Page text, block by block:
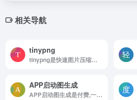
相关导航
tinypng
tinypng是快速图片压缩工具
APP启动图生成
APP启动图生成是付费,一键生成所有尺寸的应用图标/启动图